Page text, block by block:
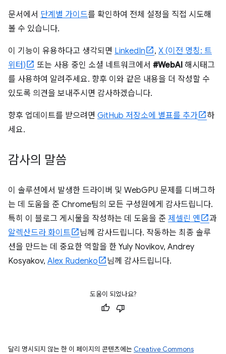
문서에서 단계별 가이드를 확인하여 전체 설정을 직접 시도해
볼 수 있습니다.
이 기능이 유용하다고 생각되면 LinkedIn , X (이전 명칭: 트
위터)
또는 사용 중인 소셜 네트워크에서 #WebAI 해시태그
를 사용하여 알려주세요. 향후 이와 같은 내용을 더 작성할 수
있도록 의견을 보내주시면 감사하겠습니다.
향후 업데이트를 받으려면 GitHub 저장소에 별표를 추가
하
세요.
감사의 말씀
이 솔루션에서 발생한 드라이버 및 WebGPU 문제를 디버그하
는 데 도움을 준 Chrome팀의 모든 구성원에게 감사드립니다.
특히 이 블로그 게시물을 작성하는 데 도움을 준 제셀린 옌
과
알렉산드라 화이트
님께 감사드립니다. 작동하는 최종 솔루
션을 만드는 데 중요한 역할을 한 Yuly Novikov, Andrey
Kosyakov, Alex Rudenko 님께 감사드립니다.
도움이 되었나요?
달리 명시되지 않는 한 이 페이지의 콘텐츠에는 Creative Commons